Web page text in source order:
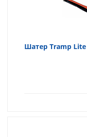
Шатер Tramp